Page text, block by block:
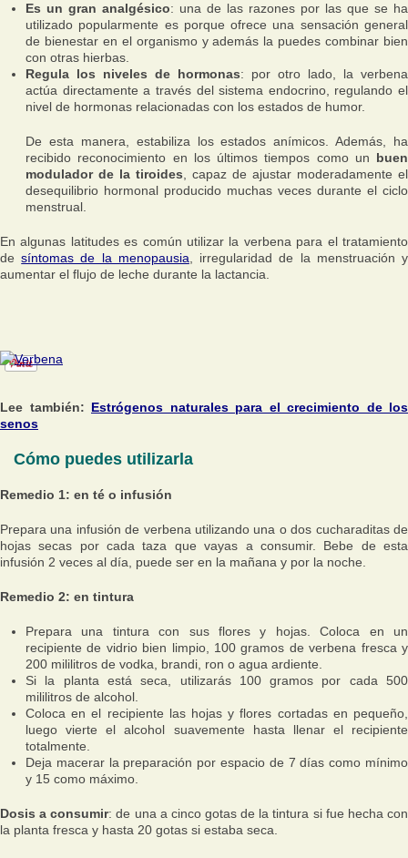
Es un gran analgésico: una de las razones por las que se ha
utilizado popularmente es porque ofrece una sensación general
de bienestar en el organismo y además la puedes combinar bien
con otras hierbas.
Regula los niveles de hormonas: por otro lado, la verbena
actúa directamente a través del sistema endocrino, regulando el
nivel de hormonas relacionadas con los estados de humor.
De esta manera, estabiliza los estados anímicos. Además, ha
recibido reconocimiento en los últimos tiempos como un buen
modulador de la tiroides , capaz de ajustar moderadamente el
desequilibrio hormonal producido muchas veces durante el ciclo
menstrual.
En algunas latitudes es común utilizar la verbena para el tratamiento
desíntomas de la menopausia , irregularidad de la menstruación y
aumentar el flujo de leche durante la lactancia.
Lee también: Estrógenos naturales para el crecimiento de los
senos
Cómo puedes utilizarla
Remedio 1: en té o infusión
Prepara una infusión de verbena utilizando una o dos cucharaditas de
hojas secas por cada taza que vayas a consumir. Bebe de esta
infusión 2 veces al día, puede ser en la mañana y por la noche.
Remedio 2: en tintura
Prepara una tintura con sus flores y hojas. Coloca en un
recipiente de vidrio bien limpio, 100 gramos de verbena fresca y
200 mililitros de vodka, brandi, ron o agua ardiente.
Si la planta está seca, utilizarás 100 gramos por cada 500
mililitros de alcohol.
Coloca en el recipiente las hojas y flores cortadas en pequeño,
luego vierte el alcohol suavemente hasta llenar el recipiente
totalmente.
Deja macerar la preparación por espacio de 7 días como mínimo
y 15 como máximo.
Dosis a consumir: de una a cinco gotas de la tintura si fue hecha con
la planta fresca y hasta 20 gotas si estaba seca.